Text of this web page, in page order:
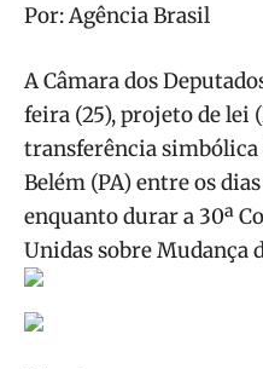
Por: Agência Brasil
A Câmara dos
feira (25), projeto de lei
transferência simbólica
Belém (PA) entre os
enquanto durar a 30ª
Unidas sobre Mudança